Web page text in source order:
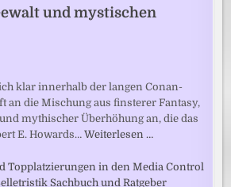
und mystischen
klar innerhalb der langen Conan-
an die Mischung aus finsterer Fantasy,
mythischer Überhöhung an, die das
E. Howards…Weiterlesen …